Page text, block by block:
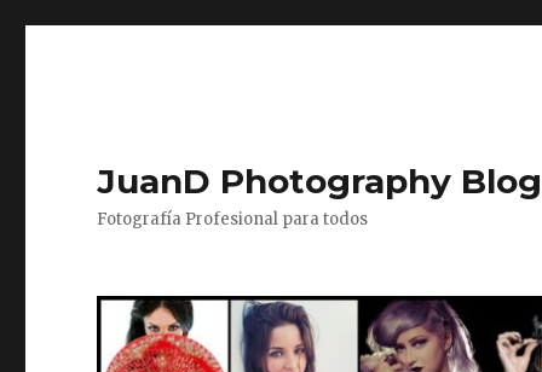
JuanD Photography Blog
Fotografía Profesional para todos